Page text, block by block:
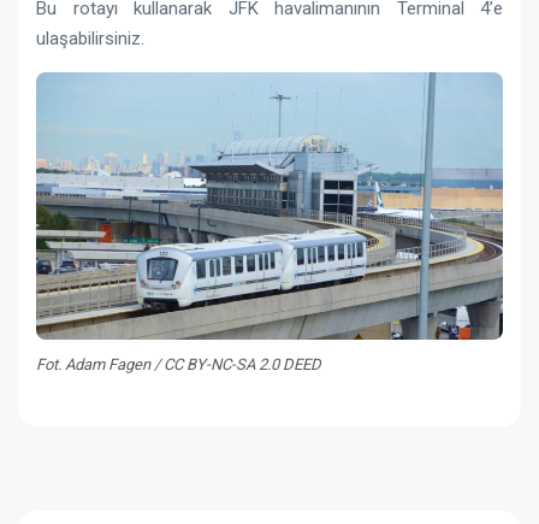
Bu rotayı kullanarak JFK havalimanının Terminal 4’e
ulaşabilirsiniz.
Fot. Adam Fagen / CC BY-NC-SA 2.0 DEED